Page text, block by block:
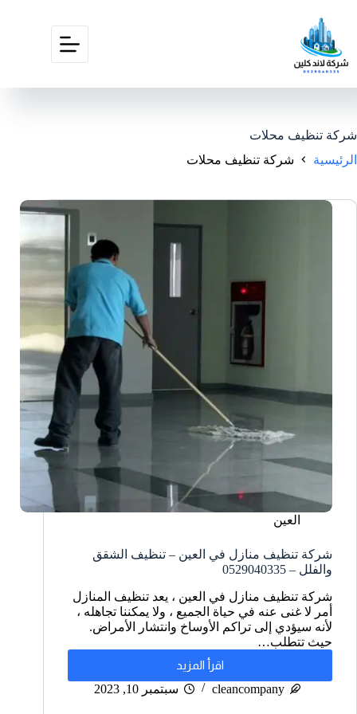
شركة تنظيف محلات
الرئيسية
شركة تنظيف محلات
العين
شركة تنظيف منازل في العين – تنظيف الشقق
والفلل – 0529040335
شركة تنظيف منازل في العين ، يعد تنظيف المنازل
أمر لا غنى عنه في حياة الجميع ، ولا يمكننا تجاهله ،
لأنه سيؤدي إلى تراكم الأوساخ وانتشار الأمراض.
حيث تتطلب…
اقرأ المزيد
cleancompany
سبتمبر 10, 2023